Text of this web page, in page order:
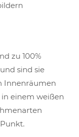
zu 100%
sind sie
Innenräumen
einem weißen